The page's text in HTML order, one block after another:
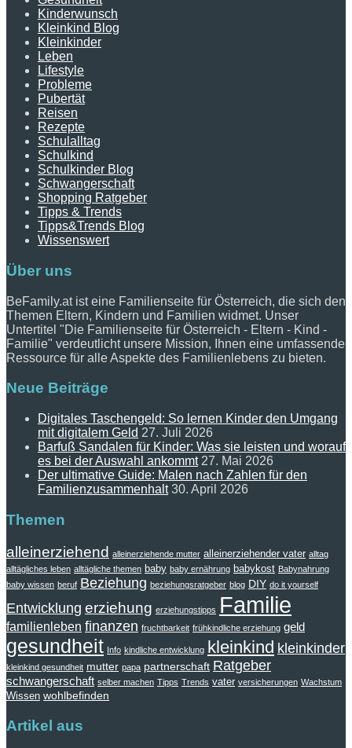
Kinderwunsch
Kleinkind Blog
Kleinkinder
Leben
Lifestyle
Probleme
Pubertät
Reisen
Rezepte
Schulalltag
Schulkind
Schulkinder Blog
Schwangerschaft
Shopping Ratgeber
Tipps & Trends
Tipps&Trends Blog
Wissenswert
Über uns
BeFamily.at ist eine Familienseite für Österreich, die sich den
Themen Eltern, Kindern und Familien widmet. Unser
Untertitel "Die Familienseite für Österreich - Eltern - Kind -
Familie" verdeutlicht unsere Mission, Ihnen eine umfassende
Ressource für alle Aspekte des Familienlebens zu bieten.
Neue Beiträge
Digitales Taschengeld: So lernen Kinder den Umgang
mit digitalem Geld 27. Juli 2026
Barfuß Sandalen für Kinder: Was sie leisten und worauf
es bei der Auswahl ankommt 27. Mai 2026
Der ultimative Guide: Malen nach Zahlen für den
Familienzusammenhalt 30. April 2026
Themen
alleinerziehend alleinerziehende mutter alleinerziehender vater alltag
alltägliches leben alltägliche themen baby baby ernährung babykost Babynahrung
baby wissen beruf Beziehung beziehungsratgeber blog DIY do it yourself
Entwicklung erziehung erziehungstipps Familie
familienleben finanzen fruchtbarkeit frühkindliche erziehung geld
gesundheit Info kindliche entwicklung kleinkind kleinkinder
kleinkind gesundheit mutter papa partnerschaft Ratgeber
schwangerschaft selber machen Tipps Trends vater versicherungen Wachstum
Wissen wohlbefinden
Artikel aus